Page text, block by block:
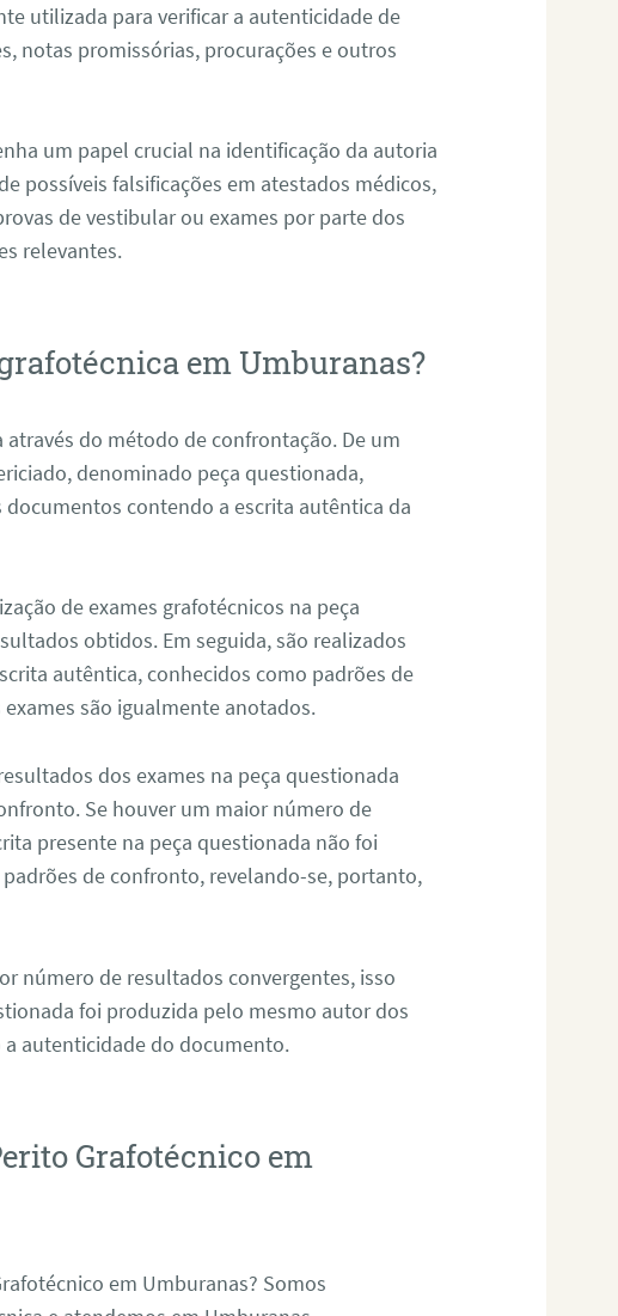
utilizada para verificar a autenticidade de
notas promissórias, procurações e outros
um papel crucial na identificação da autoria
possíveis falsificações em atestados médicos,
de vestibular ou exames por parte dos
relevantes.
em Umburanas?
do método de confrontação. De um
denominado peça questionada,
contendo a escrita autêntica da
de exames grafotécnicos na peça
obtidos. Em seguida, são realizados
autêntica, conhecidos como padrões de
são igualmente anotados.
dos exames na peça questionada
Se houver um maior número de
presente na peça questionada não foi
de confronto, revelando-se, portanto,
número de resultados convergentes, isso
foi produzida pelo mesmo autor dos
autenticidade do documento.
Grafotécnico em
em Umburanas? Somos